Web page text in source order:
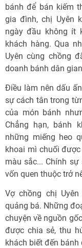
bánh để bán kiếm
gia đình, chị Uyên
ngày đầu không ít
khách hàng. Qua
Uyên cùng chồng
doanh bánh dân
Điều làm nên dấu
sự cách tân trong
của món bánh
Chẳng hạn, bánh
những miếng heo
khoai mì chuối
màu sắc... Chính
vốn quen thuộc trở
Vợ chồng chị
quảng bá. Những
chuyện về nguồn
được chia sẻ, thu
khách biết đến bánh